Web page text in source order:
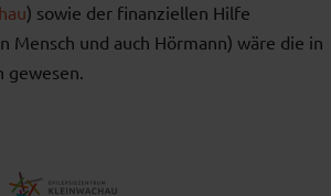
) sowie der finanziellen Hilfe
und auch Hörmann) wäre die in
gewesen.